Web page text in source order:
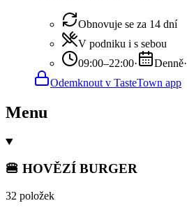
Obnovuje se za 14 dní
V podniku i s sebou
09:00–22:00· Denně·
Odemknout v TasteTown app
Menu
🍔 HOVĚZÍ BURGER
32 položek